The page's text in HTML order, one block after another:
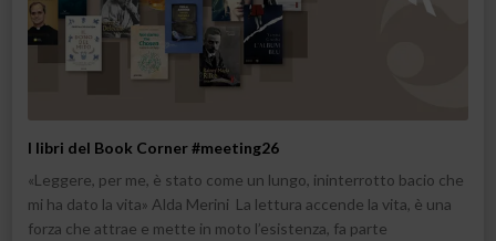
I libri del Book Corner #meeting26
«Leggere, per me, è stato come un lungo, ininterrotto bacio che
mi ha dato la vita» Alda Merini La lettura accende la vita, è una
forza che attrae e mette in moto l’esistenza, fa parte